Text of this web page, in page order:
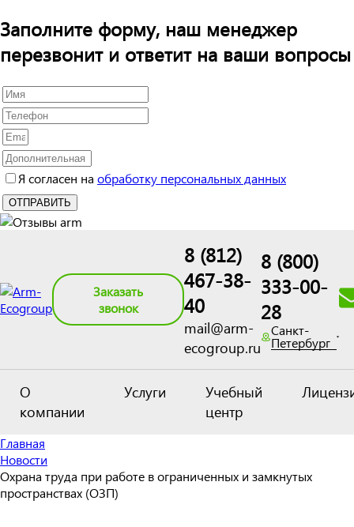
Заполните форму, наш менеджер
перезвонит и ответит на ваши вопросы
Я согласен на обработку персональных данных
Заказать
звонок
8 (812)
467-38-
40
mail@arm-
ecogroup.ru
8 (800)
333-00-
28
Санкт-
Петербург
О
компании
Услуги
Учебный
центр
Главная
Новости
Охрана труда при работе в ограниченных и замкнутых
пространствах (ОЗП)